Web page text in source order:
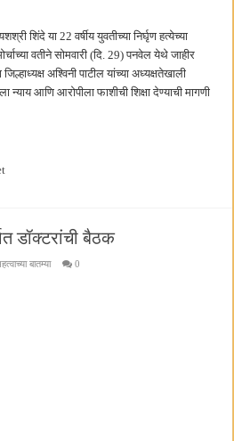
शिंदे या 22 वर्षीय युवतीच्या निर्घृण हत्येच्या
वतीने सोमवारी (दि. 29) पनवेल येथे जाहीर
अश्विनी पाटील यांच्या अध्यक्षतेखाली
आणि आरोपीला फाशीची शिक्षा देण्याची मागणी
डॉक्टरांची बैठक
बातम्या 0